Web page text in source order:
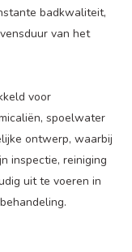
badkwaliteit,
van het
voor
spoelwater
ontwerp, waarbij
inspectie, reiniging
uit te voeren in